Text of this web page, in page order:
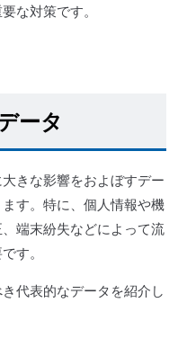
な対策です。
ータ
きな影響をおよぼすデー
す。特に、個人情報や機
端末紛失などによって流
す。
代表的なデータを紹介し